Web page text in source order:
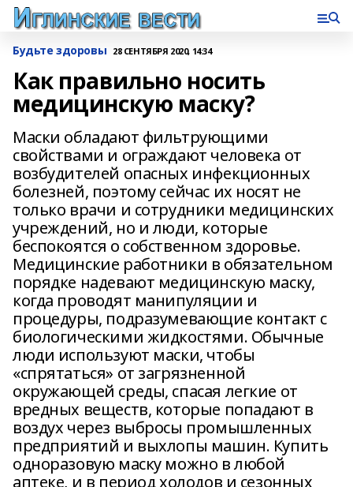
Будьте здоровы 28 СЕНТЯБРЯ 2020, 14:34
Как правильно носить
медицинскую маску?
Маски обладают фильтрующими
свойствами и ограждают человека от
возбудителей опасных инфекционных
болезней, поэтому сейчас их носят не
только врачи и сотрудники медицинских
учреждений, но и люди, которые
беспокоятся о собственном здоровье.
Медицинские работники в обязательном
порядке надевают медицинскую маску,
когда проводят манипуляции и
процедуры, подразумевающие контакт с
биологическими жидкостями. Обычные
люди используют маски, чтобы
«спрятаться» от загрязненной
окружающей среды, спасая легкие от
вредных веществ, которые попадают в
воздух через выбросы промышленных
предприятий и выхлопы машин. Купить
одноразовую маску можно в любой
аптеке, и в период холодов и сезонных